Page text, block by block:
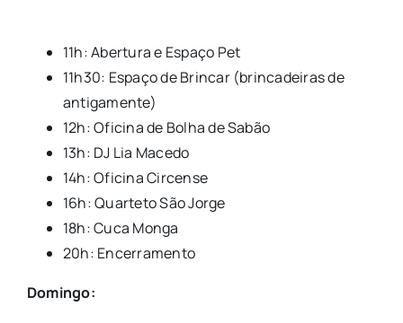
11h: Abertura e Espaço Pet
11h30: Espaço de Brincar (brincadeiras de
antigamente)
12h: Oficina de Bolha de Sabão
13h: DJ Lia Macedo
14h: Oficina Circense
16h: Quarteto São Jorge
18h: Cuca Monga
20h: Encerramento
Domingo: